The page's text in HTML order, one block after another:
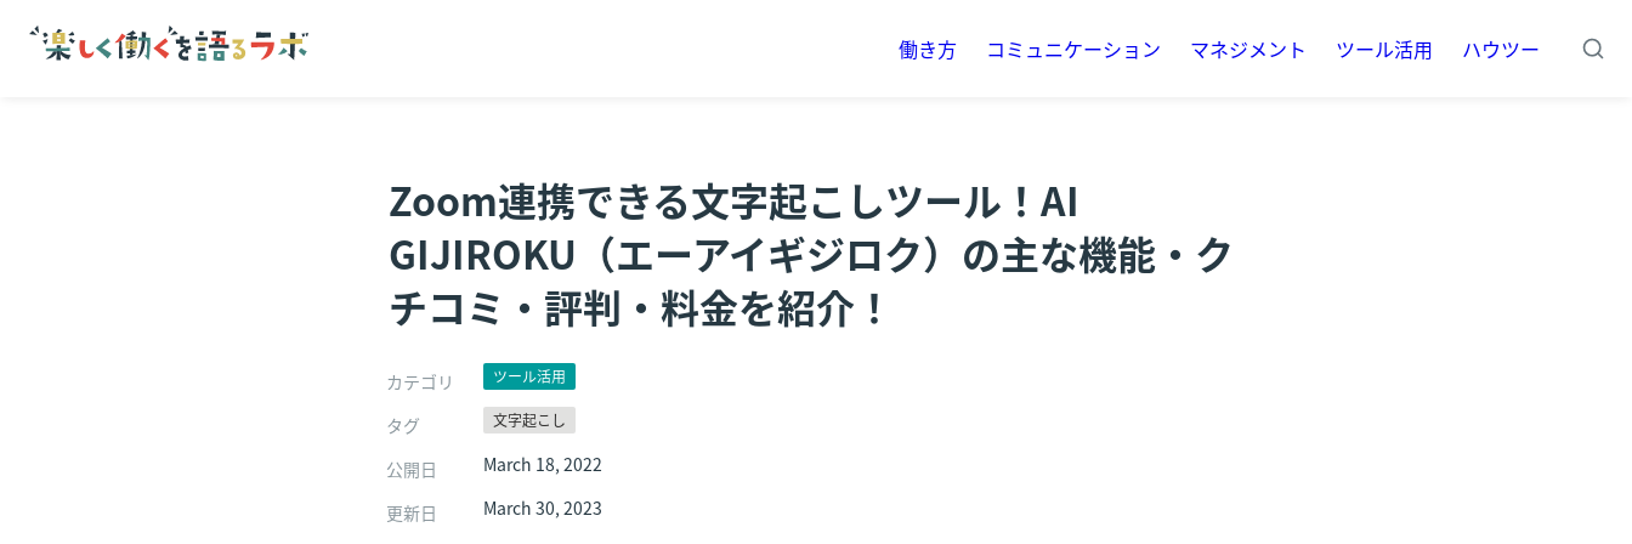
働き方 コミュニケーション マネジメント ツール活用 ハウツー
Zoom連携できる文字起こしツール！AI
GIJIROKU（エーアイギジロク）の主な機能・ク
チコミ・評判・料金を紹介！
カテゴリ ツール活用
タグ 文字起こし
公開日
March 18, 2022
更新日
March 30, 2023